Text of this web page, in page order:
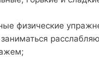
физические
заниматься